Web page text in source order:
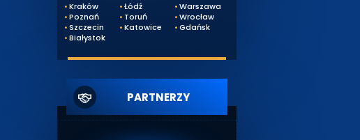
Kraków Łódź
Warszawa
Poznań
Toruń
Wrocław
Szczecin
Katowice
Gdańsk
Białystok
PARTNERZY